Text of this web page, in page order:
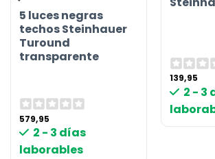
5 luces negras
techos Steinhauer
Turound
transparente
579,95
2 - 3 días
laborables
139,95
2 - 3